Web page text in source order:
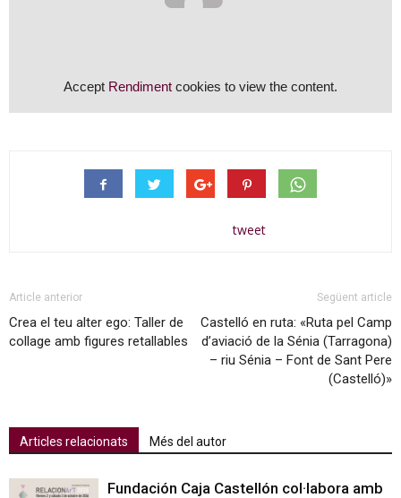
Accept Rendiment cookies to view the content.
tweet
Article anterior
Crea el teu alter ego: Taller de
collage amb figures retallables
Següent article
Castelló en ruta: «Ruta pel Camp
d’aviació de la Sénia (Tarragona)
– riu Sénia – Font de Sant Pere
(Castelló)»
Articles relacionats Més del autor
Fundación Caja Castellón col·labora amb